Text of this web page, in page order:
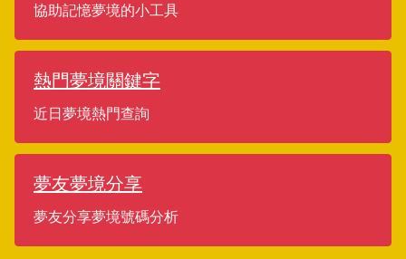
協助記憶夢境的小工具
熱門夢境關鍵字
近日夢境熱門查詢
夢友夢境分享
夢友分享夢境號碼分析